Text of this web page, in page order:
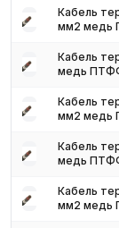
Для получения
с нашими
Кабель
мм2 медь
Кабель
медь
Кабель
мм2 медь
Кабель
медь
Кабель
мм2 медь